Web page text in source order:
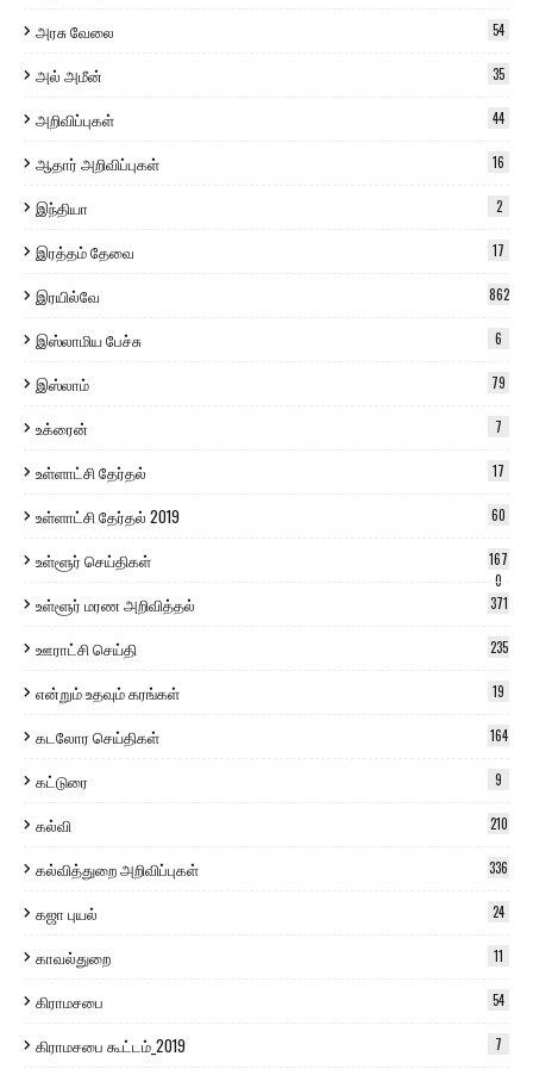
அரசு வேலை 54
அல் அமீன் 35
அறிவிப்புகள் 44
ஆதார் அறிவிப்புகள் 16
இந்தியா 2
இரத்தம் தேவை 17
இரயில்வே 862
இஸ்லாமிய பேச்சு 6
இஸ்லாம் 79
உக்ரைன் 7
உள்ளாட்சி தேர்தல் 17
உள்ளாட்சி தேர்தல் 2019 60
உள்ளூர் செய்திகள்
167
0
உள்ளூர் மரண அறிவித்தல் 371
ஊராட்சி செய்தி 235
என்றும் உதவும் கரங்கள் 19
கடலோர செய்திகள் 164
கட்டுரை 9
கல்வி 210
கல்வித்துறை அறிவிப்புகள் 336
கஜா புயல் 24
காவல்துறை 11
கிராமசபை 54
கிராமசபை கூட்டம்_2019 7